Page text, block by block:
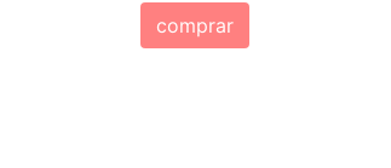
comprar